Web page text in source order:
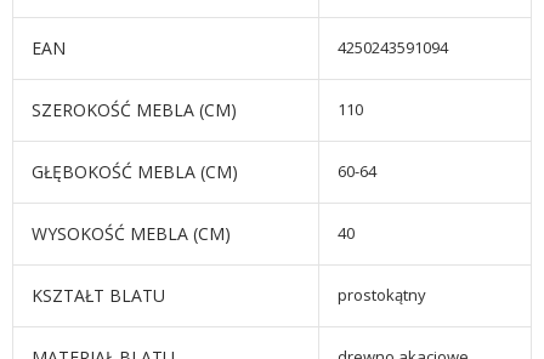
EAN 4250243591094
SZEROKOŚĆ MEBLA (CM) 110
GŁĘBOKOŚĆ MEBLA (CM) 60-64
WYSOKOŚĆ MEBLA (CM) 40
KSZTAŁT BLATU prostokątny